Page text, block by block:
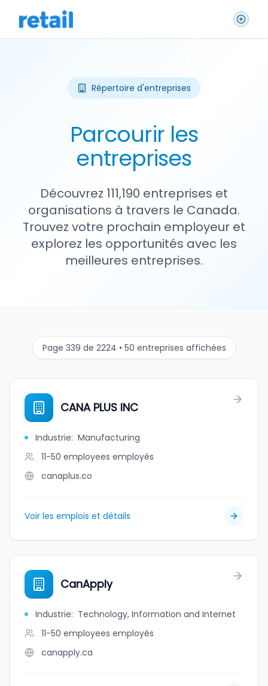
Répertoire d'entreprises
Parcourir les
entreprises
Découvrez 111,190 entreprises et
organisations à travers le Canada.
Trouvez votre prochain employeur et
explorez les opportunités avec les
meilleures entreprises.
Page 339 de 2224 • 50 entreprises affichées
CANA PLUS INC
Industrie: Manufacturing
11-50 employees employés
canaplus.co
Voir les emplois et détails
CanApply
Industrie: Technology, Information and Internet
11-50 employees employés
canapply.ca